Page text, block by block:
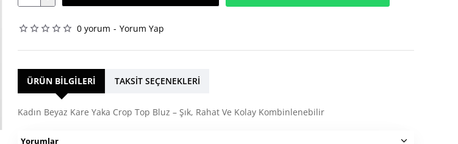
0 yorum - Yorum Yap
ÜRÜN BILGILERI TAKSIT SEÇENEKLERI
Kadın Beyaz Kare Yaka Crop Top Bluz – Şık, Rahat Ve Kolay Kombinlenebilir
Yorumlar